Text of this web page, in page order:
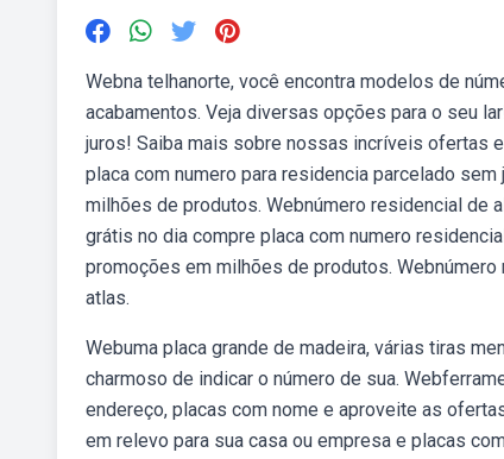
Webna telhanorte, você encontra modelos de
acabamentos. Veja diversas opções para o seu
juros! Saiba mais sobre nossas incríveis ofertas
placa com numero para residencia parcelado
milhões de produtos. Webnúmero residencial de
grátis no dia compre placa com numero
promoções em milhões de produtos.
atlas.
Webuma placa grande de madeira, várias tiras
charmoso de indicar o número de sua.
endereço, placas com nome e aproveite as
em relevo para sua casa ou empresa e placas